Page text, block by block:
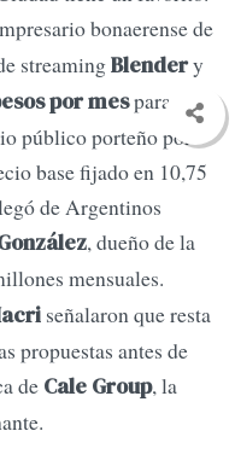
bonaerense de
streamingBlendery
por mespara
público porteño por
base fijado en 10,75
de Argentinos
, dueño de la
mensuales.
señalaron que resta
propuestas antes de
de Cale Group, la